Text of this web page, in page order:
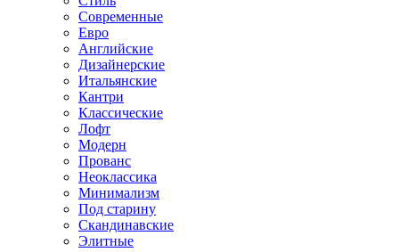
Современные
Евро
Английские
Дизайнерские
Итальянские
Кантри
Классические
Лофт
Модерн
Прованс
Неоклассика
Минимализм
Под старину
Скандинавские
Элитные